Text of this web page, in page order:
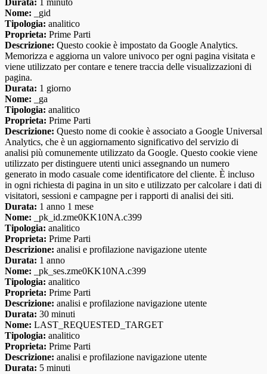
Durata: 1 minuto
Nome: _gid
Tipologia: analitico
Proprieta: Prime Parti
Descrizione: Questo cookie è impostato da Google Analytics.
Memorizza e aggiorna un valore univoco per ogni pagina visitata e
viene utilizzato per contare e tenere traccia delle visualizzazioni di
pagina.
Durata: 1 giorno
Nome: _ga
Tipologia: analitico
Proprieta: Prime Parti
Descrizione: Questo nome di cookie è associato a Google Universal
Analytics, che è un aggiornamento significativo del servizio di
analisi più comunemente utilizzato da Google. Questo cookie viene
utilizzato per distinguere utenti unici assegnando un numero
generato in modo casuale come identificatore del cliente. È incluso
in ogni richiesta di pagina in un sito e utilizzato per calcolare i dati di
visitatori, sessioni e campagne per i rapporti di analisi dei siti.
Durata: 1 anno 1 mese
Nome: _pk_id.zme0KK10NA.c399
Tipologia: analitico
Proprieta: Prime Parti
Descrizione: analisi e profilazione navigazione utente
Durata: 1 anno
Nome: _pk_ses.zme0KK10NA.c399
Tipologia: analitico
Proprieta: Prime Parti
Descrizione: analisi e profilazione navigazione utente
Durata: 30 minuti
Nome: LAST_REQUESTED_TARGET
Tipologia: analitico
Proprieta: Prime Parti
Descrizione: analisi e profilazione navigazione utente
Durata: 5 minuti